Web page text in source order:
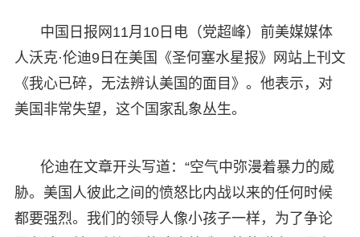
中国日报网11月10日电（党超峰）前美媒媒体
人沃克·伦迪9日在美国《圣何塞水星报》网站上刊文
《我心已碎，无法辨认美国的面目》。他表示，对
美国非常失望，这个国家乱象丛生。
伦迪在文章开头写道：“空气中弥漫着暴力的威
胁。美国人彼此之间的愤怒比内战以来的任何时候
都要强烈。我们的领导人像小孩子一样，为了争论